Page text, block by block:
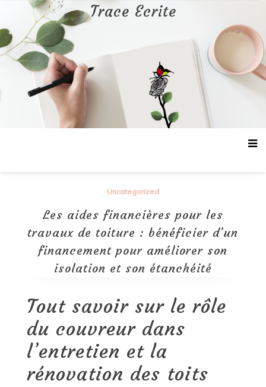
contenu
Trace Ecrite
Uncategorized
Les aides financières pour les
travaux de toiture : bénéficier d’un
financement pour améliorer son
isolation et son étanchéité
Tout savoir sur le rôle
du couvreur dans
l’entretien et la
rénovation des toits